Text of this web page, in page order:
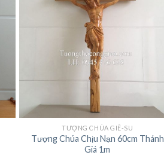
TƯỢNG CHÚA GIÊ-SU
Tượng Chúa Chịu Nạn 60cm Thánh
Giá 1m